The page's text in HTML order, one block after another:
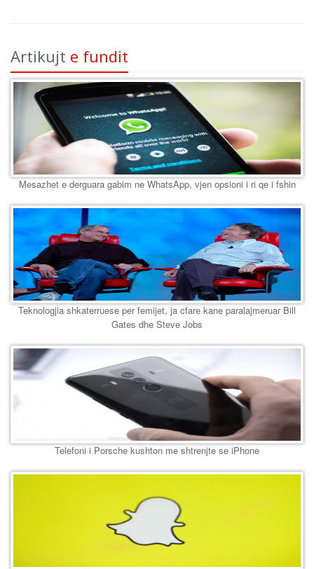
Artikujt e fundit
Mesazhet e derguara gabim ne WhatsApp, vjen opsioni i ri qe i fshin
Teknologjia shkaterruese per femijet, ja cfare kane paralajmeruar Bill
Gates dhe Steve Jobs
Telefoni i Porsche kushton me shtrenjte se iPhone